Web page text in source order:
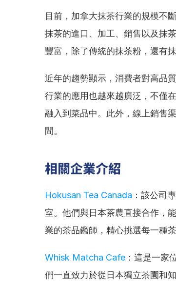
目前，加拿大抹茶行業的規模不
抹茶的進口、加工、銷售以及抹
豐富，除了傳統的抹茶粉，還有
近年的趨勢顯示，消費者對高品
行業的應用也越來越廣泛，不僅
融入到菜品中。此外，線上銷售
間。
相關企業介紹
Hokusan Tea Canada ：該公司
室。他們與日本茶農直接合作，
業的茶品鑑師，精心挑選每一種
Whisk Matcha Cafe ：這是一家
們一直致力於從日本獨立茶園和